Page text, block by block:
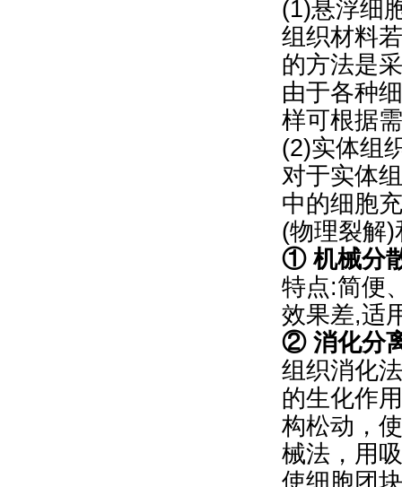
(1)悬浮细
组织材料
的方法是
由于各种
样可根据
(2)实体组
对于实体
中的细胞
(物理裂解
① 机械分
特点:简便
效果差,适
② 消化分
组织消化
的生化作
构松动，
械法，用
使细胞团